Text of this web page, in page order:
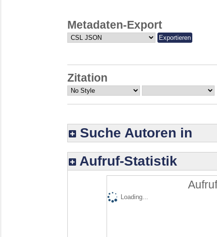
Metadaten-Export
Zitation
Suche Autoren in
Aufruf-Statistik
Loading...